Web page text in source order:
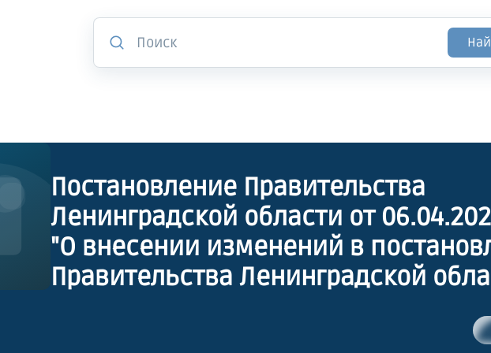
Постановление Правительства
Ленинградской области от
"О внесении изменений в
Правительства Ленинградской
выплатах на обзаведение